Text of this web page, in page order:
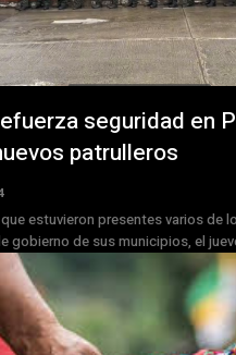
seguridad en
patrulleros
estuvieron presentes varios de
gobierno de sus municipios, el